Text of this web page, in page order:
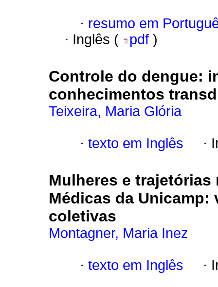
· resumo em
· Inglês ( pdf )
Controle do dengue:
conhecimentos
Teixeira, Maria Glória
· texto em Inglês ·
Mulheres e trajetórias
Médicas da Unicamp:
coletivas
Montagner, Maria Inez
· texto em Inglês ·